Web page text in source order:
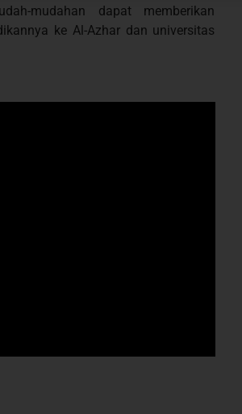
mudahan dapat memberikan
ke Al-Azhar dan universitas